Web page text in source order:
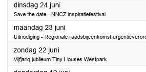
dinsdag 24 juni2025
Save the date - NNCZ inspiratiefestival
maandag 23 juni2025
Uitnodiging - Regionale raadsbijeenkomst
zondag 22 juni2025
Vijfjarig jubileum Tiny Houses Westpark